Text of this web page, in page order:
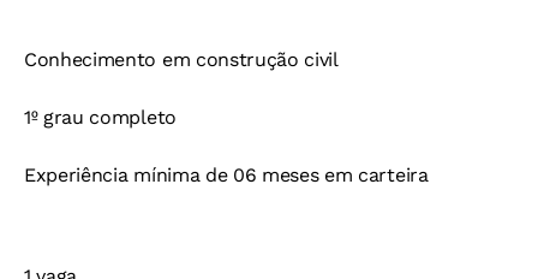
Conhecimento em construção civil
1º grau completo
Experiência mínima de 06 meses em carteira